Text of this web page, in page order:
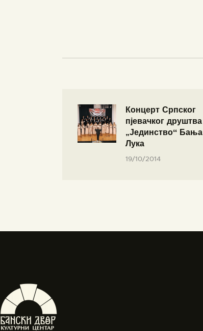
Концерт Српског
пјевачког друштва
„Јединство“ Бања
Лука
19/10/2014